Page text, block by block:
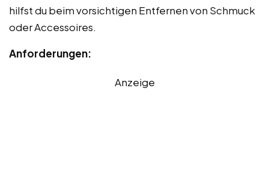
hilfst du beim vorsichtigen Entfernen von Schmuck
oder Accessoires.
Anforderungen:
Anzeige